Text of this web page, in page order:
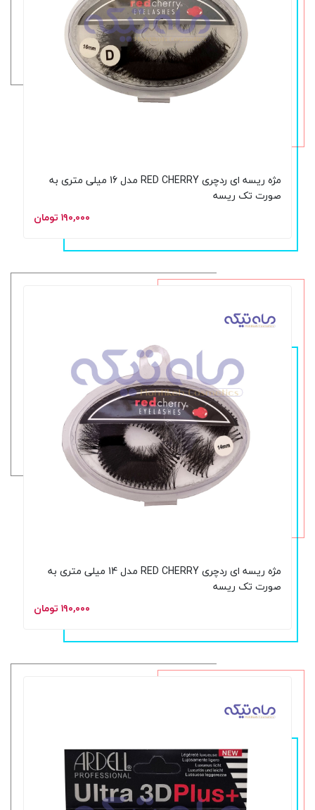
مژه ریسه ای ردچری RED CHERRY مدل 16 میلی متری به
صورت تک ریسه
۱۹۰,۰۰۰ تومان
مژه ریسه ای ردچری RED CHERRY مدل 14 میلی متری به
صورت تک ریسه
۱۹۰,۰۰۰ تومان